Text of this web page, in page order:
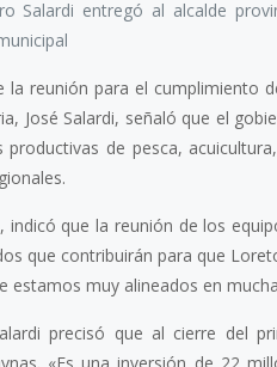
Salardi entregó al alcalde
la reunión para el cumplimiento
José Salardi, señaló que el
productivas de pesca,
indicó que la reunión de los
que contribuirán para que
estamos muy alineados en
precisó que al cierre del